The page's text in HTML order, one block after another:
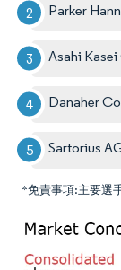
Parker
Asahi
Danaher
Sartorius
*免責事項:主要選